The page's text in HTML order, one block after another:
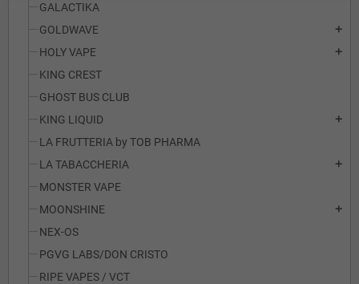
GALACTIKA
GOLDWAVE
add
HOLY VAPE add
KING CREST
GHOST BUS CLUB
KING LIQUID
add
LA FRUTTERIA by TOB PHARMA
LA TABACCHERIA
add
MONSTER VAPE
MOONSHINE
add
NEX-OS
PGVG LABS/DON CRISTO
RIPE VAPES / VCT